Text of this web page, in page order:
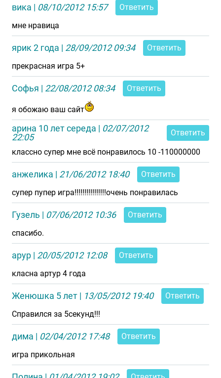
вика | 08/10/2012 15:57
Ответить
мне нравица
ярик 2 года | 28/09/2012 09:34
Ответить
прекрасная игра 5+
Софья | 22/08/2012 08:34 Ответить
я обожаю ваш сайт
арина 10 лет середа | 02/07/2012
22:05
Ответить
классно супер мне всё понравилось 10 -110000000
анжелика | 21/06/2012 18:40
Ответить
супер пупер игра!!!!!!!!!!!!!!!!очень понравилась
Гузель | 07/06/2012 10:36
Ответить
спасибо.
арур | 20/05/2012 12:08
Ответить
класна артур 4 года
Женюшка 5 лет | 13/05/2012 19:40
Ответить
Справился за 5секунд!!!
дима | 02/04/2012 17:48
Ответить
игра прикольная